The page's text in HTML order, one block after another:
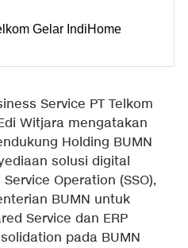
Gelar IndiHome
Service PT Telkom
Witjara mengatakan
Holding BUMN
solusi digital
Operation (SSO),
BUMN untuk
Service dan ERP
pada BUMN